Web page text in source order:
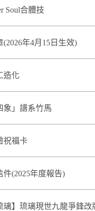
Soul合體技
年4月15日生效)
造化
象」譜系竹馬
祝福卡
(2025年度報告)
璃】琉璃現世九龍爭鋒